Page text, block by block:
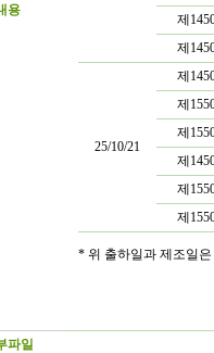
용
제
제
25/10/21
제
제
제
제
제
제
* 위 출하일과 제조일
파일